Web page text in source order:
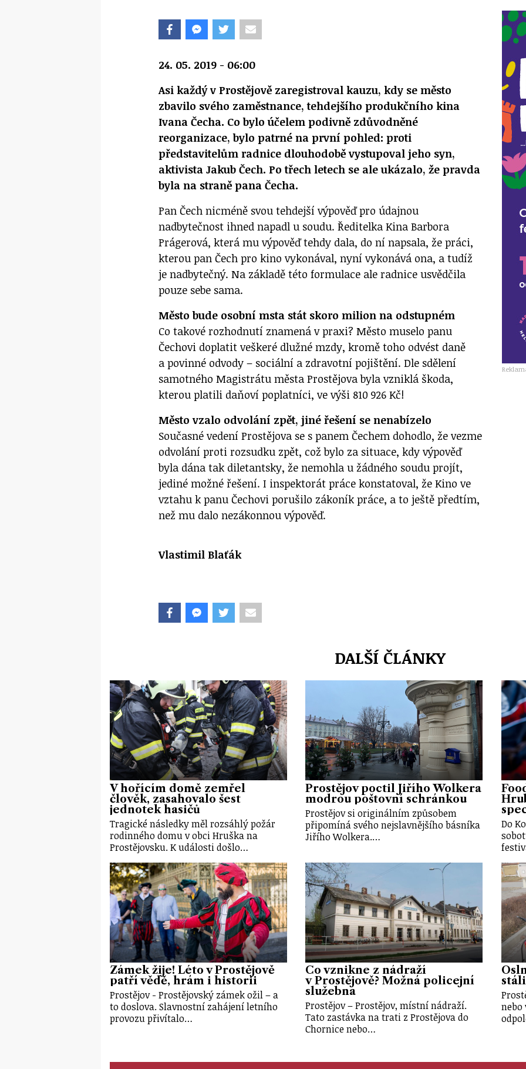
24. 05. 2019 - 06:00
Asi každý v Prostějově zaregistroval kauzu, kdy se město
zbavilo svého zaměstnance, tehdejšího produkčního kina
Ivana Čecha. Co bylo účelem podivně zdůvodněné
reorganizace, bylo patrné na první pohled: proti
představitelům radnice dlouhodobě vystupoval jeho syn,
aktivista Jakub Čech. Po třech letech se ale ukázalo, že pravda
byla na straně pana Čecha.
Pan Čech nicméně svou tehdejší výpověď pro údajnou
nadbytečnost ihned napadl u soudu. Ředitelka Kina Barbora
Prágerová, která mu výpověď tehdy dala, do ní napsala, že práci,
kterou pan Čech pro kino vykonával, nyní vykonává ona, a tudíž
je nadbytečný. Na základě této formulace ale radnice usvědčila
pouze sebe sama.
Město bude osobní msta stát skoro milion na odstupném
Co takové rozhodnutí znamená v praxi? Město muselo panu
Čechovi doplatit veškeré dlužné mzdy, kromě toho odvést daně
a povinné odvody – sociální a zdravotní pojištění. Dle sdělení
samotného Magistrátu města Prostějova byla vzniklá škoda,
kterou platili daňoví poplatníci, ve výši 810 926 Kč!
Město vzalo odvolání zpět, jiné řešení se nenabízelo
Současné vedení Prostějova se s panem Čechem dohodlo, že vezme
odvolání proti rozsudku zpět, což bylo za situace, kdy výpověď
byla dána tak diletantsky, že nemohla u žádného soudu projít,
jediné možné řešení. I inspektorát práce konstatoval, že Kino ve
vztahu k panu Čechovi porušilo zákoník práce, a to ještě předtím,
než mu dalo nezákonnou výpověď.
Vlastimil Blaťák
DALŠÍ ČLÁNKY
V hořícím domě zemřel
člověk, zasahovalo šest
jednotek hasičů
Tragické následky měl rozsáhlý požár
rodinného domu v obci Hruška na
Prostějovsku. K události došlo…
Prostějov poctil Jiřího Wolkera
modrou poštovní schránkou
Prostějov si originálním způsobem
připomíná svého nejslavnějšího básníka
Jiřího Wolkera.…
Do
Zámek žije! Léto v Prostějově
patří vědě, hrám i historii
Prostějov - Prostějovský zámek ožil – a
to doslova. Slavnostní zahájení letního
provozu přivítalo…
Co vznikne z nádraží
v Prostějově? Možná policejní
služebna
Prostějov – Prostějov, místní nádraží.
Tato zastávka na trati z Prostějova do
Chornice nebo…